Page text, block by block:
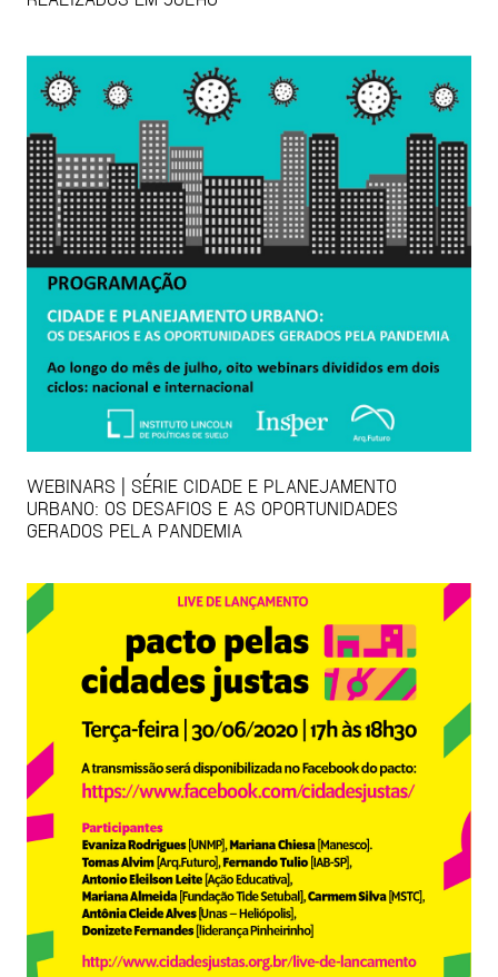
WEBINARS | SÉRIE CIDADE E PLANEJAMENTO
URBANO: OS DESAFIOS E AS OPORTUNIDADES
GERADOS PELA PANDEMIA